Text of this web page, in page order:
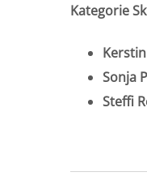
Kategorie
Sonja
Steffi